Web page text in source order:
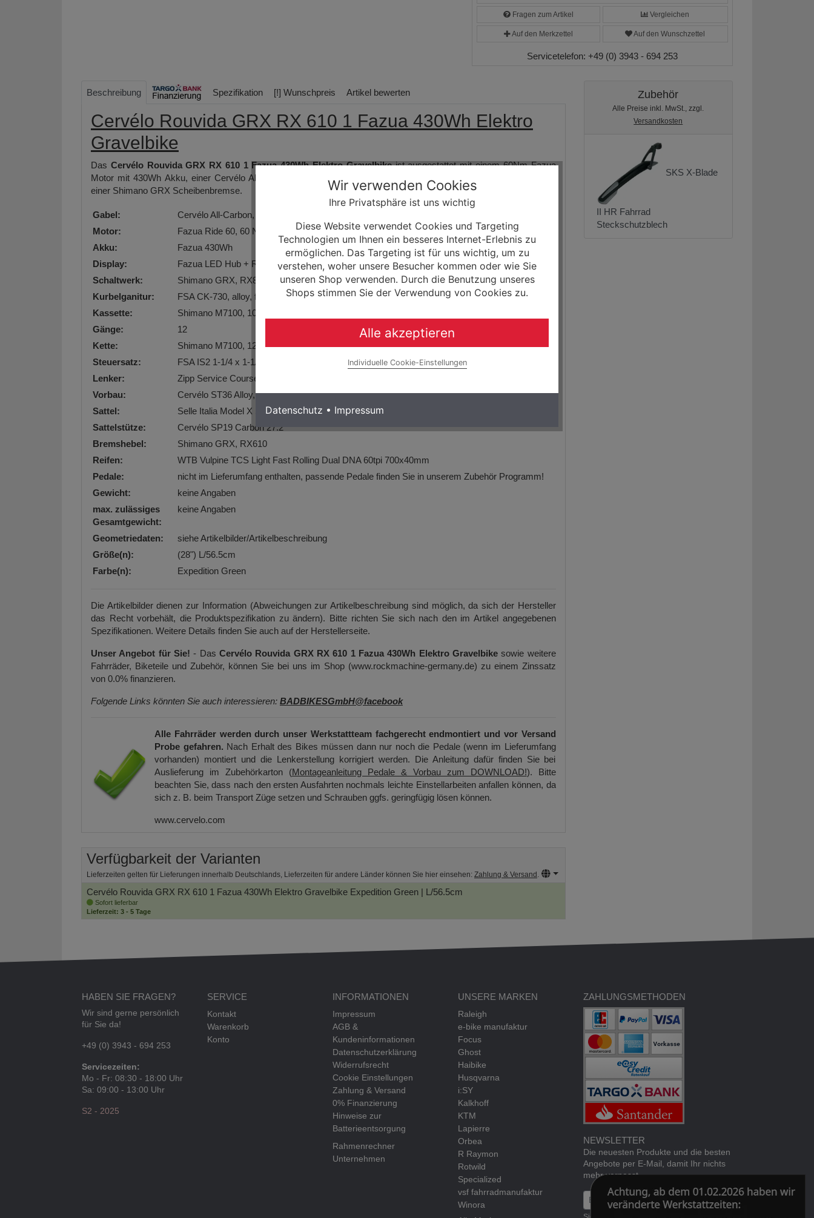
Fragen zum Artikel Vergleichen
Auf den Merkzettel Auf den Wunschzettel
Servicetelefon:+49 (0) 3943 - 694 253
Beschreibung Spezifikation [!] Wunschpreis Artikel bewerten
Cervélo Rouvida GRX RX 610 1 Fazua 430Wh Elektro
Gravelbike
Das Cervélo Rouvida GRX RX 610 1 Fazua 430Wh Elektro Gravelbikeist ausgestattet mit einem 60Nm Fazua
Motor mit 430Wh Akku, einer Cervélo All Carbon Starrgabel, einer 12-Gang Shimano GRX Kettenschaltung sowie
einer Shimano GRX Scheibenbremse.
Gabel:
Cervélo All-Carbon, Tapered Rouvida Fork
Motor:
Fazua Ride 60, 60 Nm torque, 450 W max power, 250 W continuous power
Akku:
Fazua 430Wh
Display:
Fazua LED Hub + Road Control
Schaltwerk:
Shimano GRX, RX822, 12-Speed
Kurbelganitur:
FSA CK-730, alloy, for Fazua Ride60
Kassette:
Shimano M7100, 10-45, 12 speed
Gänge:
12
Kette:
Shimano M7100, 12 speed
Steuersatz:
FSA IS2 1-1/4 x 1-1/2
Lenker:
Zipp Service Course 70 XPLR Alloy, 31.8mm clamp, 5 degree flare, 11 degree outsweep
Vorbau:
Cervélo ST36 Alloy, w Cable Management
Sattel:
Selle Italia Model X SuperFlow FeC
Sattelstütze:
Cervélo SP19 Carbon 27.2
Bremshebel:
Shimano GRX, RX610
Reifen:
WTB Vulpine TCS Light Fast Rolling Dual DNA 60tpi 700x40mm
Pedale:
nicht im Lieferumfang enthalten, passende Pedale finden Sie in unserem Zubehör Programm!
Gewicht:
keine Angaben
max. zulässiges
Gesamtgewicht:
keine Angaben
Geometriedaten:
siehe Artikelbilder/Artikelbeschreibung
Größe(n):
(28") L/56.5cm
Farbe(n):
Expedition Green
Die Artikelbilder dienen zur Information (Abweichungen zur Artikelbeschreibung sind möglich, da sich der Hersteller
das Recht vorbehält, die Produktspezifikation zu ändern). Bitte richten Sie sich nach den im Artikel angegebenen
Spezifikationen. Weitere Details finden Sie auch auf der Herstellerseite.
Unser Angebot für Sie! - Das Cervélo Rouvida GRX RX 610 1 Fazua 430Wh Elektro Gravelbikesowie weitere
Fahrräder, Biketeile und Zubehör, können Sie bei uns im Shop (www.rockmachine-germany.de) zu einem Zinssatz
von 0.0% finanzieren.
Folgende Links könnten Sie auch interessieren: BADBIKESGmbH@facebook
Alle Fahrräder werden durch unser Werkstattteam fachgerecht endmontiert und vor Versand
Probe gefahren. Nach Erhalt des Bikes müssen dann nur noch die Pedale (wenn im Lieferumfang
vorhanden) montiert und die Lenkerstellung korrigiert werden. Die Anleitung dafür finden Sie bei
Auslieferung im Zubehörkarton (Montageanleitung Pedale & Vorbau zum DOWNLOAD!). Bitte
beachten Sie, dass nach den ersten Ausfahrten nochmals leichte Einstellarbeiten anfallen können, da
sich z. B. beim Transport Züge setzen und Schrauben ggfs. geringfügig lösen können.
www.cervelo.com
Verfügbarkeit der Varianten
Lieferzeiten gelten für Lieferungen innerhalb Deutschlands, Lieferzeiten für andere Länder können Sie hier einsehen: Zahlung & Versand .
Cervélo Rouvida GRX RX 610 1 Fazua 430Wh Elektro Gravelbike Expedition Green | L/56.5cm
Sofort lieferbar
Lieferzeit: 3 - 5 Tage
Zubehör
Alle Preise inkl. MwSt., zzgl.
Versandkosten
SKS X-Blade
II HR Fahrrad
Steckschutzblech
HABEN SIE FRAGEN?
Wir sind gerne persönlich
für Sie da!
+49 (0) 3943 - 694 253
Servicezeiten:
Mo - Fr: 08:30 - 18:00 Uhr
Sa: 09:00 - 13:00 Uhr
S2 - 2025
SERVICE
Kontakt
Warenkorb
Konto
INFORMATIONEN
Impressum
AGB &
Kundeninformationen
Datenschutzerklärung
Widerrufsrecht
Cookie Einstellungen
Zahlung & Versand
0% Finanzierung
Hinweise zur
Batterieentsorgung
Rahmenrechner
Unternehmen
UNSERE MARKEN
Raleigh
e-bike manufaktur
Focus
Ghost
Haibike
Husqvarna
i:SY
Kalkhoff
KTM
Lapierre
Orbea
R Raymon
Rotwild
Specialized
vsf fahrradmanufaktur
Winora
ZAHLUNGSMETHODEN
NEWSLETTER
Die neuesten Produkte und die besten
Angebote per E-Mail, damit Ihr nichts
mehr verpasst.
Newsletter Abonnieren
Wir verwenden Cookies
Ihre Privatsphäre ist uns wichtig
Diese Website verwendet Cookies und Targeting
Technologien um Ihnen ein besseres Internet-Erlebnis zu
ermöglichen. Das Targeting ist für uns wichtig, um zu
verstehen, woher unsere Besucher kommen oder wie Sie
unseren Shop verwenden. Durch die Benutzung unseres
Shops stimmen Sie der Verwendung von Cookies zu.
Alle akzeptieren
Individuelle Cookie-Einstellungen
Datenschutz • Impressum